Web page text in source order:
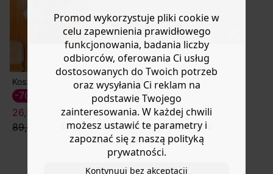
Do you want to be redirected to
www.promod.com ?
Koszulka w paski
26,50 ZŁ
89,90 zł
-70%
Promod wykorzystuje pliki cookie w
celu zapewnienia prawidłowego
funkcjonowania, badania liczby
odbiorców, oferowania Ci usług
dostosowanych do Twoich potrzeb
oraz wysyłania Ci reklam na
podstawie Twojego
zainteresowania. W każdej chwili
możesz ustawić te parametry i
zapoznać się z naszą polityką
prywatności.
Kontynuuj bez akceptacji